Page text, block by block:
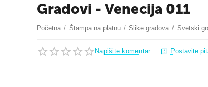
Gradovi - Venecija 011
Početna / Štampa na platnu / Slike gradova / Svetski
Napišite komentar Postavite